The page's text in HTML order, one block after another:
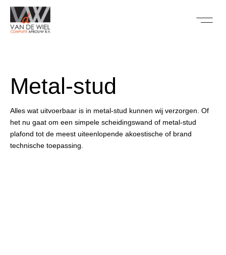
Metal-stud
Alles wat uitvoerbaar is in metal-stud kunnen wij verzorgen. Of
het nu gaat om een simpele scheidingswand of metal-stud
plafond tot de meest uiteenlopende akoestische of brand
technische toepassing.